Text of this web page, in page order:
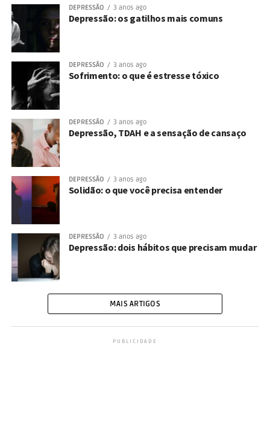
DEPRESSÃO 3 anos ago
Depressão: os gatilhos mais comuns
DEPRESSÃO 3 anos ago
Sofrimento: o que é estresse tóxico
DEPRESSÃO 3 anos ago
Depressão, TDAH e a sensação de cansaço
DEPRESSÃO 3 anos ago
Solidão: o que você precisa entender
DEPRESSÃO 3 anos ago
Depressão: dois hábitos que precisam mudar
MAIS ARTIGOS
PUBLICIDADE